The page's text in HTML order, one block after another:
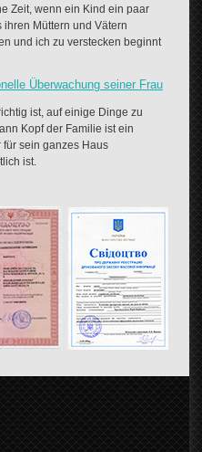
Zeit, wenn ein Kind ein paar
ihren Müttern und Vätern
und ich zu verstecken beginnt
Überwachung seiner Frau
ist, auf einige Dinge zu
Kopf der Familie ist ein
für sein ganzes Haus
ist.